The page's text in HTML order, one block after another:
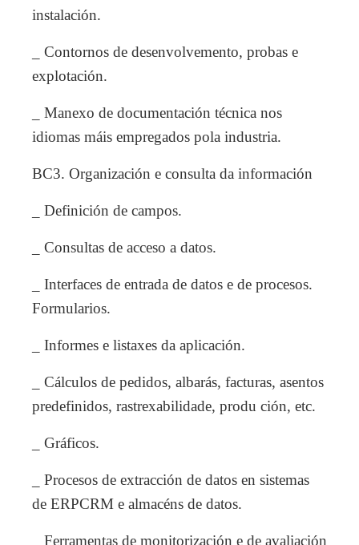
instalación.
_ Contornos de desenvolvemento, probas e
explotación.
_ Manexo de documentación técnica nos
idiomas máis empregados pola industria.
BC3. Organización e consulta da información
_ Definición de campos.
_ Consultas de acceso a datos.
_ Interfaces de entrada de datos e de procesos.
Formularios.
_ Informes e listaxes da aplicación.
_ Cálculos de pedidos, albarás, facturas, asentos
predefinidos, rastrexabilidade, produ ción, etc.
_ Gráficos.
_ Procesos de extracción de datos en sistemas
de ERPCRM e almacéns de datos.
_ Ferramentas de monitorización e de avaliación